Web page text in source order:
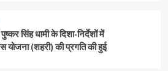
सिंह धामी के दिशा-निर्देशों में
योजना (शहरी) की प्रगति की हुई